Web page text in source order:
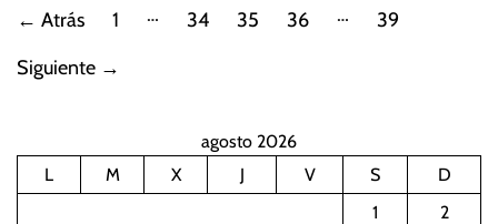
a
i
n
← Atrás 1 … 34 35 36 …
39
Siguiente →
agosto 2026
L
M X J V S
D
1
2